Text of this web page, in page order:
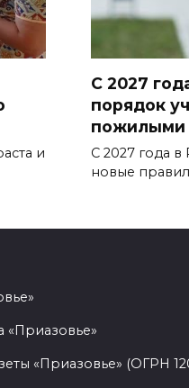
и
С 2027
порядок
пожилыми
С 2027 года в
новые
«Приазовье»
«Приазовье» (ОГРН